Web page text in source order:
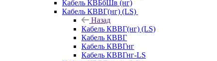
Кабель КВБбШв (нг)
Кабель КВВГ(нг) (LS)
Назад
Кабель КВВГ(нг) (LS)
Кабель КВВГ
Кабель КВВГнг
Кабель КВВГнг-LS